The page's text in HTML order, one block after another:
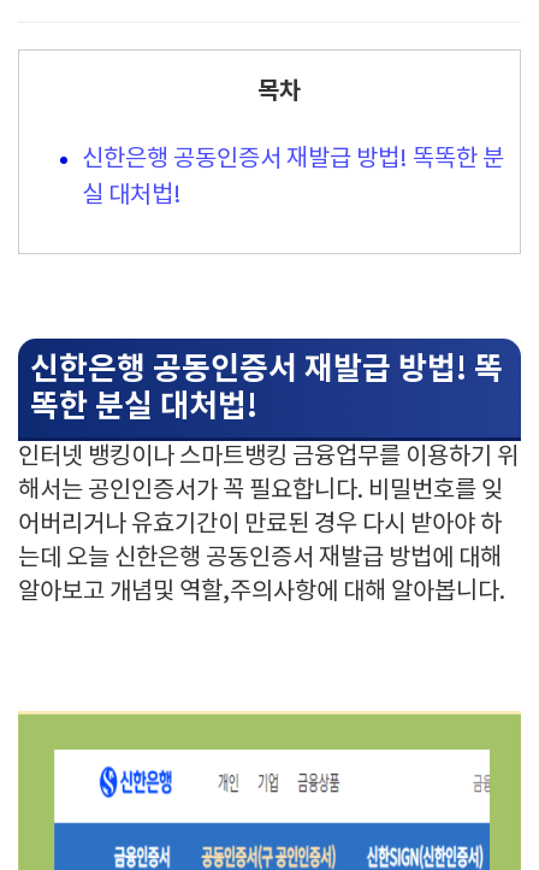
목차
신한은행 공동인증서 재발급 방법! 똑똑한 분
실 대처법!
신한은행 공동인증서 재발급 방법! 똑
똑한 분실 대처법!
인터넷 뱅킹이나 스마트뱅킹 금융업무를 이용하기 위
해서는 공인인증서가 꼭 필요합니다. 비밀번호를 잊
어버리거나 유효기간이 만료된 경우 다시 받아야 하
는데 오늘 신한은행 공동인증서 재발급 방법에 대해
알아보고 개념및 역할,주의사항에 대해 알아봅니다.